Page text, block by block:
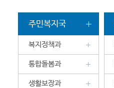
주민복지국
복지정책과
통합돌봄과
생활보장과